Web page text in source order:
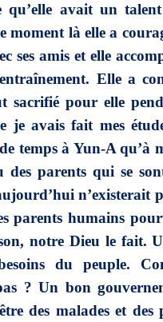
avait un
là elle a
ses amis et elle
Elle a
sacrifié pour elle
je avais fait mes
temps à Yun-A
parents qui se
n’existerait
parents humains
notre Dieu le fait.
du peuple.
? Un bon
des malades et des